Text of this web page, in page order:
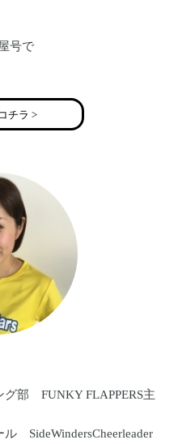
号で
チラ >
部 FUNKY FLAPPERS主
SideWindersCheerleader